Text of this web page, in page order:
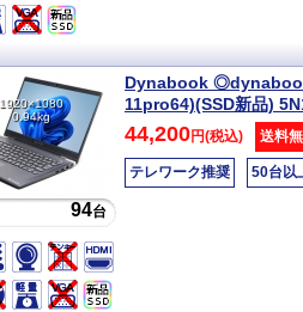
1920×1080
0.94kg
94台
Dynabook
11pro64)(SSD新品)
44,200円(税込) 送料
テレワーク推奨 50台以